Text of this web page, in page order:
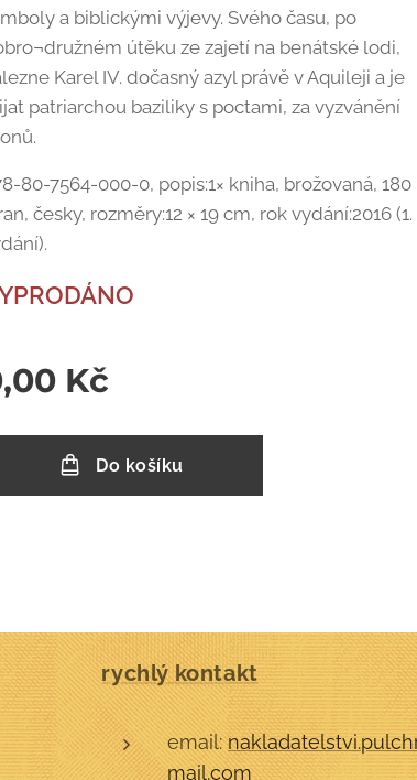
a biblickými výjevy. Svého času, po
útěku ze zajetí na benátské lodi,
Karel IV. dočasný azyl právě v Aquileji a je
patriarchou baziliky s poctami, za vyzvánění
80-7564-000-0, popis:1× kniha, brožovaná, 180
česky, rozměry:12 × 19 cm, rok vydání:2016 (1.
Kč
Do košíku
rychlý kontakt
email:
mail.com